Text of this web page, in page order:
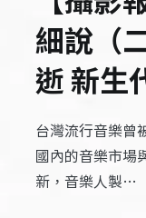
細說（
逝 新生
台灣流行音樂曾
國內的音樂市場
新，音樂人製…